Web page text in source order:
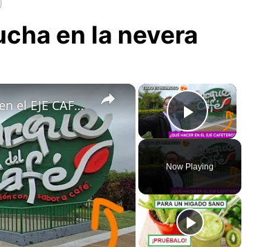
en la nevera
×
Play
Now Playing
×
¡INCREÍBLEMENTE HERMOSO! Turismo en el EJE CAFETERO #COLOMBIA: Qué ver y hacer | Guía completa 🇨🇴